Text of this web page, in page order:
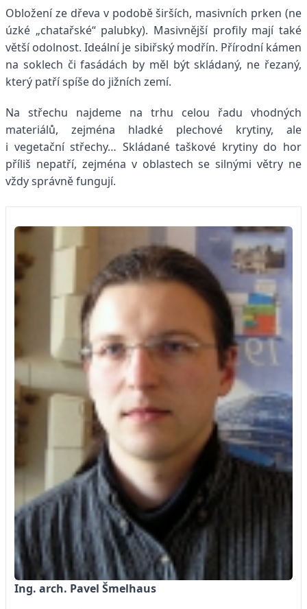
Obložení ze dřeva v podobě širších, masivních prken (ne
úzké „chatařské“ palubky). Masivnější profily mají také
větší odolnost. Ideální je sibiřský modřín. Přírodní kámen
na soklech či fasádách by měl být skládaný, ne řezaný,
který patří spíše do jižních zemí.
Na střechu najdeme na trhu celou řadu vhodných
materiálů, zejména hladké plechové krytiny, ale
i vegetační střechy… Skládané taškové krytiny do hor
příliš nepatří, zejména v oblastech se silnými větry ne
vždy správně fungují.
Ing. arch. Pavel Šmelhaus